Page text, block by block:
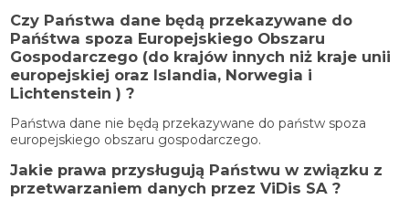
Czy Państwa dane będą przekazywane do
Pańśtwa spoza Europejskiego Obszaru
Gospodarczego (do krajów innych niż kraje unii
europejskiej oraz Islandia, Norwegia i
Lichtenstein ) ?
Państwa dane nie będą przekazywane do państw spoza
europejskiego obszaru gospodarczego.
Jakie prawa przysługują Państwu w związku z
przetwarzaniem danych przez ViDis SA ?